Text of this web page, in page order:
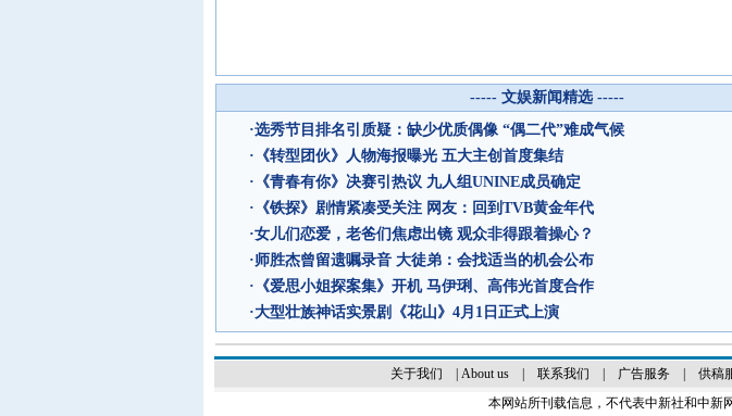
----- 文娱新闻精选 -----
·选秀节目排名引质疑：缺少优质偶像 “偶二代”难成气候
· 《转型团伙》人物海报曝光 五大主创首度集结
· 《青春有你》决赛引热议 九人组UNINE成员确定
· 《铁探》剧情紧凑受关注 网友：回到TVB黄金年代
·女儿们恋爱，老爸们焦虑出镜 观众非得跟着操心？
·师胜杰曾留遗嘱录音 大徒弟：会找适当的机会公布
· 《爱思小姐探案集》开机 马伊琍、高伟光首度合作
·大型壮族神话实景剧《花山》4月1日正式上演
关于我们 About us| 联系我们 广告服务| 供稿
本网站所刊载信息，不代表中新社和中新